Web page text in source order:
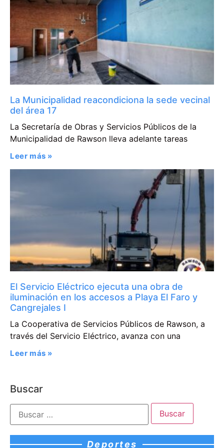
La Municipalidad reacondiciona la sede vecinal
del área 17
La Secretaría de Obras y Servicios Públicos de la
Municipalidad de Rawson lleva adelante tareas
Leer más »
El Servicio Eléctrico ejecuta una obra de
iluminación en los accesos a Playa El Faro y
Cangrejales I
La Cooperativa de Servicios Públicos de Rawson, a
través del Servicio Eléctrico, avanza con una
Leer más »
Buscar
Deportes